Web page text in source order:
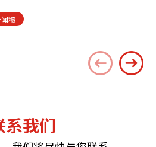
稿
系我们